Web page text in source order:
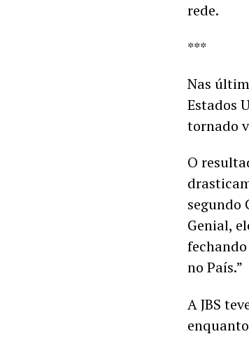
rede.
***
Nas
Estados
tornado
O
segundo
Genial,
no País.”
A JBS